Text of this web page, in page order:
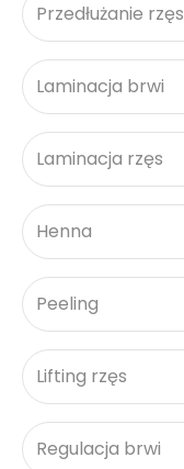
Przedłużanie rzęs
Laminacja brwi
Laminacja rzęs
Henna
Peeling
Lifting rzęs
Regulacja brwi